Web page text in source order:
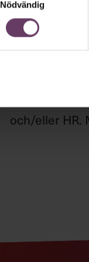
Nödvändig
Håll
Våra
och/eller HR.